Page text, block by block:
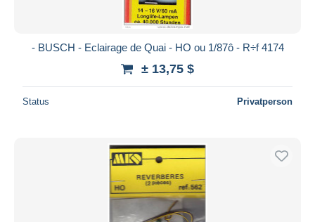
- BUSCH - Eclairage de Quai - HO ou 1/87ô - R÷f 4174
± 13,75 $
Status Privatperson